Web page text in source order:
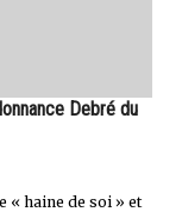
Debré du
« haine de soi » et